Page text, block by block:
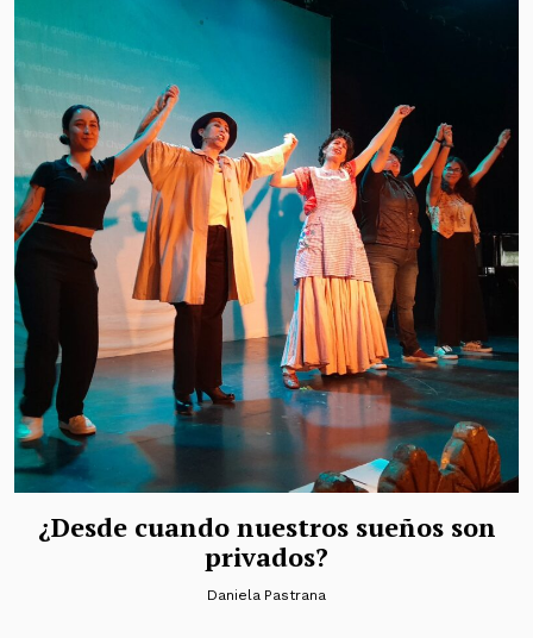
¿Desde cuando nuestros sueños son
privados?
Daniela Pastrana